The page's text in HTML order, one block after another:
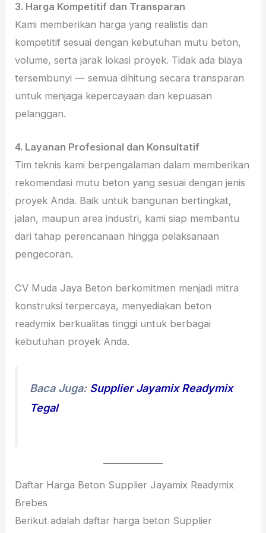
3. Harga Kompetitif dan Transparan
Kami memberikan harga yang realistis dan
kompetitif sesuai dengan kebutuhan mutu beton,
volume, serta jarak lokasi proyek. Tidak ada biaya
tersembunyi — semua dihitung secara transparan
untuk menjaga kepercayaan dan kepuasan
pelanggan.
4. Layanan Profesional dan Konsultatif
Tim teknis kami berpengalaman dalam memberikan
rekomendasi mutu beton yang sesuai dengan jenis
proyek Anda. Baik untuk bangunan bertingkat,
jalan, maupun area industri, kami siap membantu
dari tahap perencanaan hingga pelaksanaan
pengecoran.
CV Muda Jaya Beton berkomitmen menjadi mitra
konstruksi terpercaya, menyediakan beton
readymix berkualitas tinggi untuk berbagai
kebutuhan proyek Anda.
Baca Juga: Supplier Jayamix Readymix
Tegal
Daftar Harga Beton Supplier Jayamix Readymix
Brebes
Berikut adalah daftar harga beton Supplier